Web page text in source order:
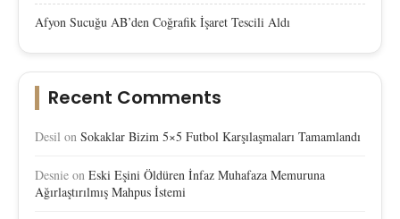
Afyon Sucuğu AB’den Coğrafik İşaret Tescili Aldı
Recent Comments
Desil on Sokaklar Bizim 5×5 Futbol Karşılaşmaları Tamamlandı
Desnie on Eski Eşini Öldüren İnfaz Muhafaza Memuruna
Ağırlaştırılmış Mahpus İstemi